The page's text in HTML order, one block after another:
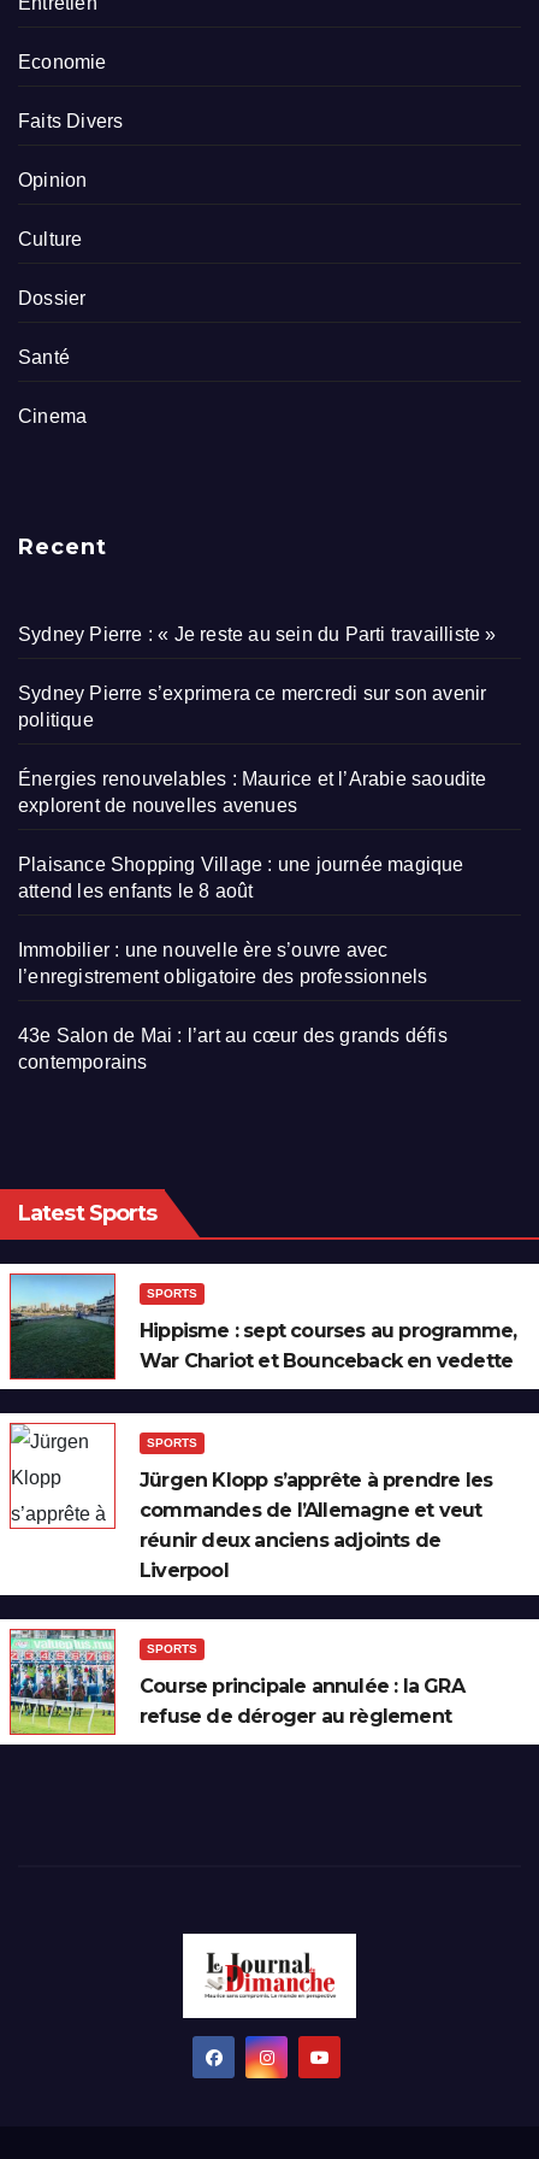
Economie
Faits Divers
Opinion
Culture
Dossier
Santé
Cinema
Recent
Sydney Pierre : « Je reste au sein du Parti travailliste »
Sydney Pierre s’exprimera ce mercredi sur son avenir
politique
Énergies renouvelables : Maurice et l’Arabie saoudite
explorent de nouvelles avenues
Plaisance Shopping Village : une journée magique
attend les enfants le 8 août
Immobilier : une nouvelle ère s’ouvre avec
l’enregistrement obligatoire des professionnels
43e Salon de Mai : l’art au cœur des grands défis
contemporains
Latest Sports
SPORTS
Hippisme : sept courses au programme,
War Chariot et Bounceback en vedette
SPORTS
Jürgen Klopp s’apprête à prendre les
commandes de l’Allemagne et veut
réunir deux anciens adjoints de
Liverpool
SPORTS
Course principale annulée : la GRA
refuse de déroger au règlement